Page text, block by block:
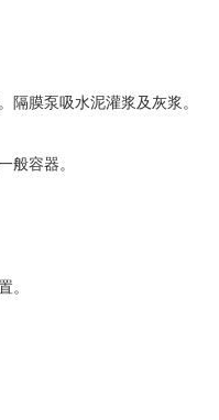
隔膜泵吸水泥灌浆及灰浆。
般容器。
。